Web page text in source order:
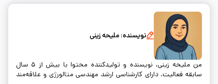
نویسنده: ملیحه زینی
من ملیحه زینی، نویسنده و تولیدکننده محتوا با بیش از ۵ سال
سابقه فعالیت. دارای کارشناسی ارشد مهندسی متالورژی و علاقه‌مند